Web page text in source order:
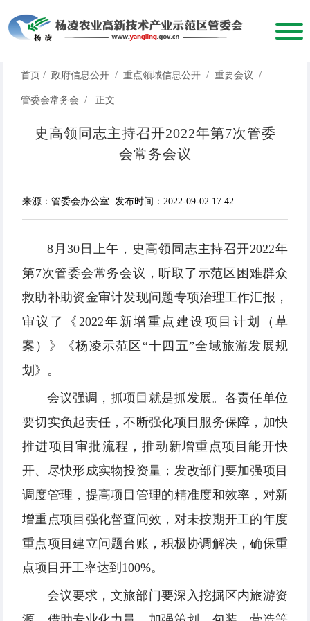
首页 / 政府信息公开 / 重点领域信息公开 / 重要会议 /
管委会常务会 / 正文
史高领同志主持召开2022年第7次管委
会常务会议
来源：管委会办公室 发布时间：2022-09-02 17:42
8月30日上午，史高领同志主持召开2022年
第7次管委会常务会议，听取了示范区困难群众
救助补助资金审计发现问题专项治理工作汇报，
审议了《2022年新增重点建设项目计划（草
案）》《杨凌示范区“十四五”全域旅游发展规
划》。
会议强调，抓项目就是抓发展。各责任单位
要切实负起责任，不断强化项目服务保障，加快
推进项目审批流程，推动新增重点项目能开快
开、尽快形成实物投资量；发改部门要加强项目
调度管理，提高项目管理的精准度和效率，对新
增重点项目强化督查问效，对未按期开工的年度
重点项目建立问题台账，积极协调解决，确保重
点项目开工率达到100%。
会议要求，文旅部门要深入挖掘区内旅游资